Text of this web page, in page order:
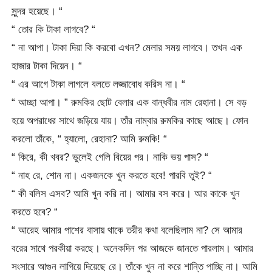
সুন্দর হয়েছে। “
“ তোর কি টাকা লাগবে? “
“ না আপা। টাকা দিয়া কি করবো এখন? মেলার সময় লাগবে। তখন এক
হাজার টাকা দিয়েন। “
“ এর আগে টাকা লাগলে বলতে লজ্জাবোধ করিস না। “
“ আচ্ছা আপা। ” রুমকির ছোট বেলার এক বান্ধবীর নাম রেহানা। সে বড়
হয়ে অপরাধের সাথে জড়িয়ে যায়। তাঁর নাম্বার রুমকির কাছে আছে। ফোন
করলো তাঁকে, “ হ্যালো, রেহানা? আমি রুমকি! “
“ কিরে, কী খবর? ভুলেই গেলি বিয়ের পর। নাকি ভয় পাস? “
“ নাহ রে, শোন না। একজনকে খুন করতে হবে! পারবি তুই? “
“ কী বলিস এসব? আমি খুন করি না। আমার বস করে। আর কাকে খুন
করতে হবে? “
“ আরেহ আমার পাশের বাসায় থাকে তরীর কথা বলেছিলাম না? সে আমার
বরের সাথে পরকীয়া করছে। অনেকদিন পর আজকে জানতে পারলাম। আমার
সংসারে আগুন লাগিয়ে দিয়েছে রে। তাঁকে খুন না করে শান্তি পাচ্ছি না। আমি